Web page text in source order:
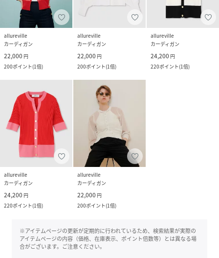
allureville
カーディガン
22,000 円
200ポイント(1倍)
allureville
カーディガン
22,000 円
200ポイント(1倍)
allureville
カーディガン
24,200 円
220ポイント(1倍)
allureville
カーディガン
24,200 円
220ポイント(1倍)
allureville
カーディガン
22,000 円
200ポイント(1倍)
※アイテムページの更新が定期的に行われているため、検索結果が実際の
アイテムページの内容（価格、在庫表示、ポイント倍数等）とは異なる場
合がございます。ご注意ください。